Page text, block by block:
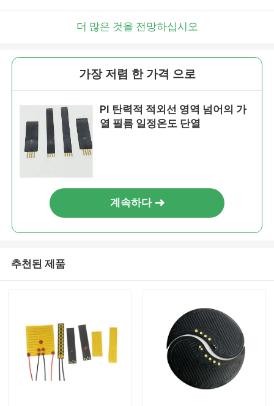
더 많은 것을 전망하십시오
가장 저렴 한 가격 으로
PI 탄력적 적외선 영역 넘어의 가
열 필름 일정온도 단열
계속하다
추천된 제품